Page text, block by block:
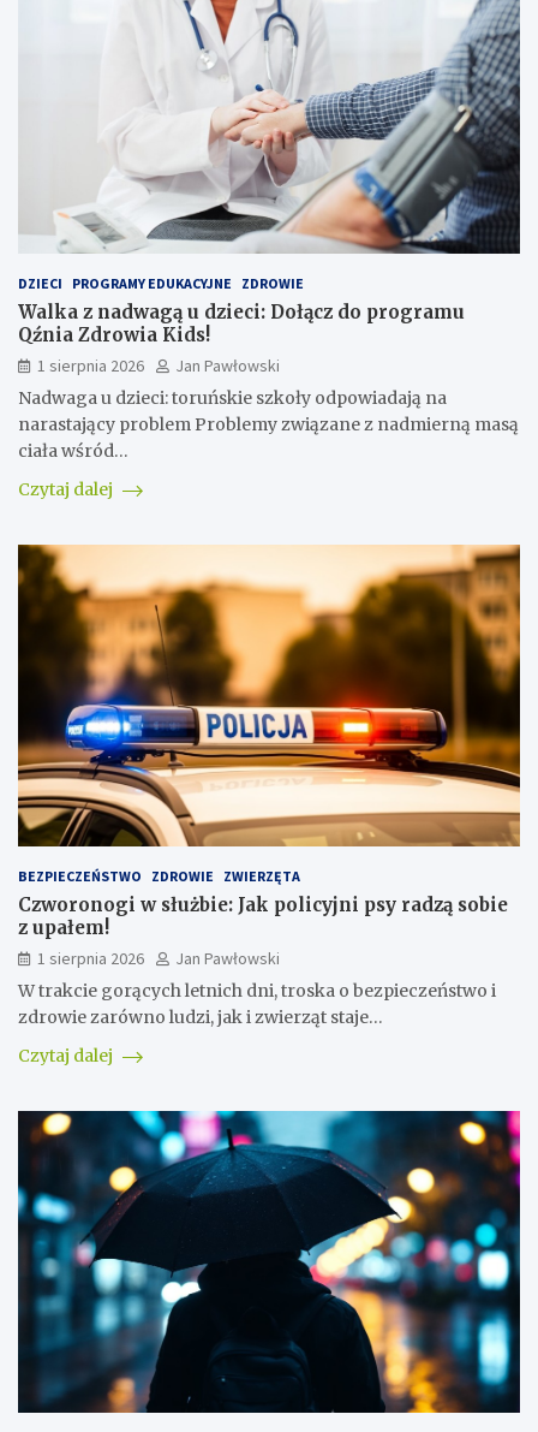
DZIECI PROGRAMY EDUKACYJNE ZDROWIE
Walka z nadwagą u dzieci: Dołącz do programu
Qźnia Zdrowia Kids!
1 sierpnia 2026
Jan Pawłowski
Nadwaga u dzieci: toruńskie szkoły odpowiadają na
narastający problem Problemy związane z nadmierną masą
ciała wśród…
Czytaj dalej
BEZPIECZEŃSTWO ZDROWIE ZWIERZĘTA
Czworonogi w służbie: Jak policyjni psy radzą sobie
z upałem!
1 sierpnia 2026
Jan Pawłowski
W trakcie gorących letnich dni, troska o bezpieczeństwo i
zdrowie zarówno ludzi, jak i zwierząt staje…
Czytaj dalej